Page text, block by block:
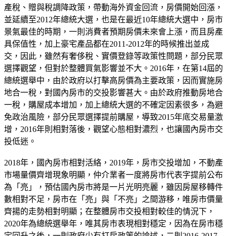
產稅、贈與稅調降政策，帶動海外資金回流，房價開始回漲，
並延續至2012年總統大選，也是在最近10年總統大選中，房市
景氣最佳的時期，一則消費者預期房價未來會上漲，而且房產
具保值性，加上豪宅產品都在2011-2012年的時候推出並成
交，因此，雖然有奢侈稅、實價登錄等政策性問題，部分民眾
選擇觀望，但對於整體買氣影響並不大。2016年，在第14屆的
總統選舉中，由於政府以打擊高房價為主要政策，因而實施房
地合一稅，對國內房市的交投影響甚大。由於政府推動房地合
一稅，購屋成本增加，加上總統大選的不確定因素很多，為避
免政治風險，部分民眾選擇提前購屋，導致2015年底交易量激
增，2016年則相對落後，觀望心態相對濃烈，也讓國內房市交
投低迷。
2018年，國內房市相對活絡，2019年，房市交投增加，不動產
市場量價齊增現象明顯，仲介業者一度將房市代表字提前公布
為「亮」，預估國內房市將是一片光明亮麗，雖因房屋移轉件
數相對不足，房市在「亮」與「不亮」之間游移，唯房市價量
齊揚的走勢相對明顯；在整體房市交投相對較佳的情況下，
2020年為總統選舉年，唯其房市表現相對穩定，因為在房市穩